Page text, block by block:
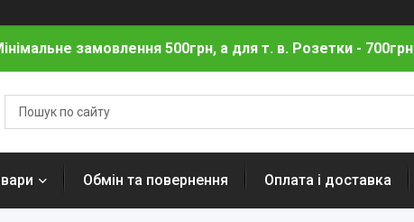
замовлення 500грн, а для т. в. Розетки - 700грн
Обмін та повернення Оплата і доставка